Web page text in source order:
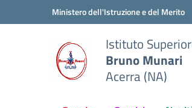
Vai ai contenuti
Vai al menu di navigazioneMinistero dell'Istruzione e del Merito
Istituto
Bruno Munari
Acerra (NA)